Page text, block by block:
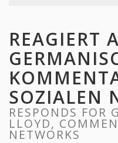
REAGIERT
SOZIALEN
RESPONDS FOR
LLOYD,
NETWORKS